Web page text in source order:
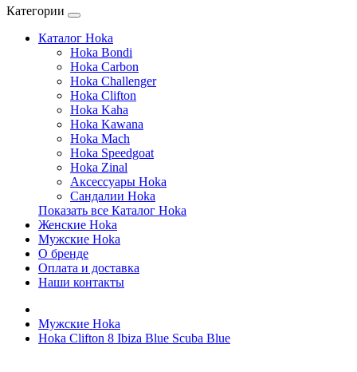
Категории
Каталог Hoka
Hoka Bondi
Hoka Carbon
Hoka Challenger
Hoka Clifton
Hoka Kaha
Hoka Kawana
Hoka Mach
Hoka Speedgoat
Hoka Zinal
Аксессуары Hoka
Сандалии Hoka
Показать все Каталог Hoka
Женские Hoka
Мужские Hoka
О бренде
Оплата и доставка
Наши контакты
Мужские Hoka
Hoka Clifton 8 Ibiza Blue Scuba Blue